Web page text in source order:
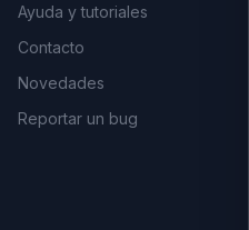
Ayuda y tutoriales
Contacto
Novedades
Reportar un bug